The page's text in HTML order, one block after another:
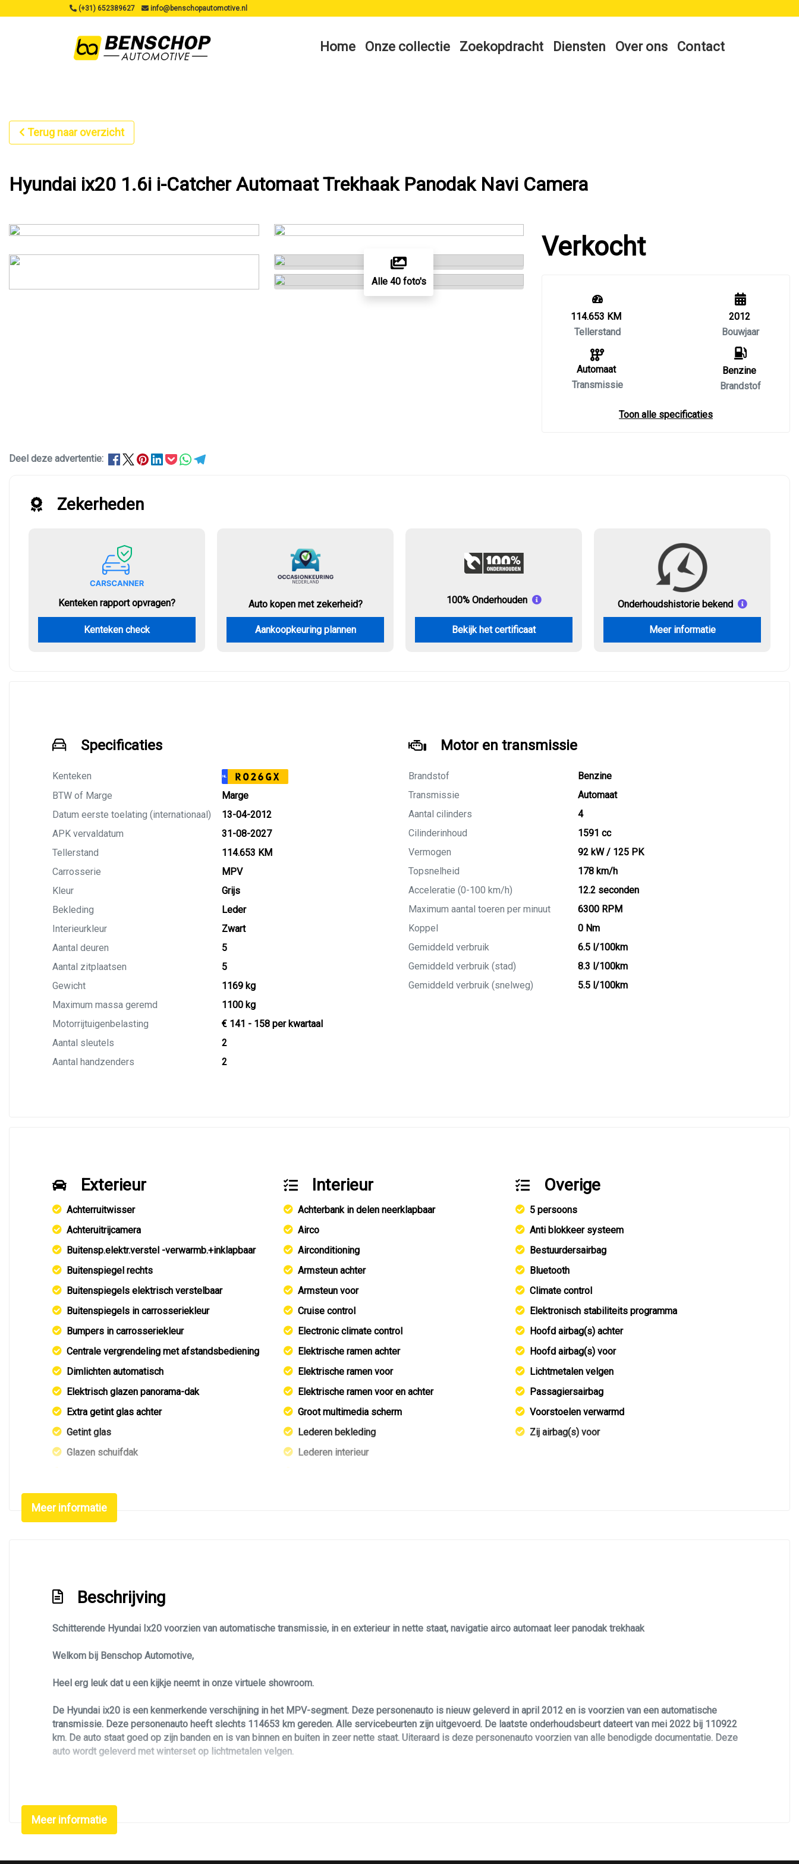
(+31) 652389627 info@benschopautomotive.nl
Home Onze collectie Zoekopdracht Diensten Over ons Contact
Terug naar overzicht
Hyundai ix20 1.6i i-Catcher Automaat Trekhaak Panodak Navi Camera
Alle 40 foto's
Verkocht
114.653 KM
Tellerstand
Automaat
Transmissie
2012
Bouwjaar
Benzine
Brandstof
Toon alle specificaties
Deel deze advertentie:
Zekerheden
Kenteken rapport opvragen?
Kenteken check
Auto kopen met zekerheid?
Aankoopkeuring plannen
100% Onderhouden
Bekijk het certificaat
Onderhoudshistorie bekend
Meer informatie
Specificaties
Kenteken NL R026GX
BTW of Marge
Marge
Datum eerste toelating (internationaal)
13-04-2012
APK vervaldatum
31-08-2027
Tellerstand
114.653 KM
Carrosserie
MPV
Kleur
Grijs
Bekleding
Leder
Interieurkleur
Zwart
Aantal deuren
5
Aantal zitplaatsen
5
Gewicht
1169 kg
Maximum massa geremd
1100 kg
Motorrijtuigenbelasting
€ 141 - 158 per kwartaal
Aantal sleutels
2
Aantal handzenders
2
Motor en transmissie
Brandstof
Benzine
Transmissie
Automaat
Aantal cilinders
4
Cilinderinhoud
1591 cc
Vermogen
92 kW / 125 PK
Topsnelheid
178 km/h
Acceleratie (0-100 km/h)
12.2 seconden
Maximum aantal toeren per minuut
6300 RPM
Koppel
0 Nm
Gemiddeld verbruik
6.5 l/100km
Gemiddeld verbruik (stad)
8.3 l/100km
Gemiddeld verbruik (snelweg)
5.5 l/100km
Exterieur
Achterruitwisser
Achteruitrijcamera
Buitensp.elektr.verstel -verwarmb.+inklapbaar
Buitenspiegel rechts
Buitenspiegels elektrisch verstelbaar
Buitenspiegels in carrosseriekleur
Bumpers in carrosseriekleur
Centrale vergrendeling met afstandsbediening
Dimlichten automatisch
Elektrisch glazen panorama-dak
Extra getint glas achter
Getint glas
Glazen schuifdak
Lichtmetalen velgen 16"
Metaalkleur
Panoramadak
Trekhaak met afneembare kogel
Interieur
Achterbank in delen neerklapbaar
Airco
Airconditioning
Armsteun achter
Armsteun voor
Cruise control
Electronic climate control
Elektrische ramen achter
Elektrische ramen voor
Elektrische ramen voor en achter
Groot multimedia scherm
Lederen bekleding
Lederen interieur
Overige
5 persoons
Anti blokkeer systeem
Bestuurdersairbag
Bluetooth
Climate control
Elektronisch stabiliteits programma
Hoofd airbag(s) achter
Hoofd airbag(s) voor
Lichtmetalen velgen
Passagiersairbag
Voorstoelen verwarmd
Zij airbag(s) voor
Meer informatie
Beschrijving
Schitterende Hyundai Ix20 voorzien van automatische transmissie, in en exterieur in nette staat, navigatie airco automaat leer panodak trekhaak
Welkom bij Benschop Automotive,
Heel erg leuk dat u een kijkje neemt in onze virtuele showroom.
De Hyundai ix20 is een kenmerkende verschijning in het MPV-segment. Deze personenauto is nieuw geleverd in april 2012 en is voorzien van een automatische
transmissie. Deze personenauto heeft slechts 114653 km gereden. Alle servicebeurten zijn uitgevoerd. De laatste onderhoudsbeurt dateert van mei 2022 bij 110922
km. De auto staat goed op zijn banden en is van binnen en buiten in zeer nette staat. Uiteraard is deze personenauto voorzien van alle benodigde documentatie. Deze
auto wordt geleverd met winterset op lichtmetalen velgen.
Zoekt u een leuke, betrouwbare, luxe en unieke personenauto!? Dan biedt deze Hyundai ix20 u zoveel leuks voorzien van een complete uitrusting. 16 inch lichtmetalen
velgen en winterset. Verder is de Hyundai voorzien van airco/climate control, elektrisch ramen, achteruitrijcamera, pdc, lederen interieur, panorama dak, afneembare
trekhaak, stoelverwarming, groot scherm met navigatie, stuurwiel bediening, cruise control, automatische transmissie en nog veel meer! Deze personenauto is
Meer informatie